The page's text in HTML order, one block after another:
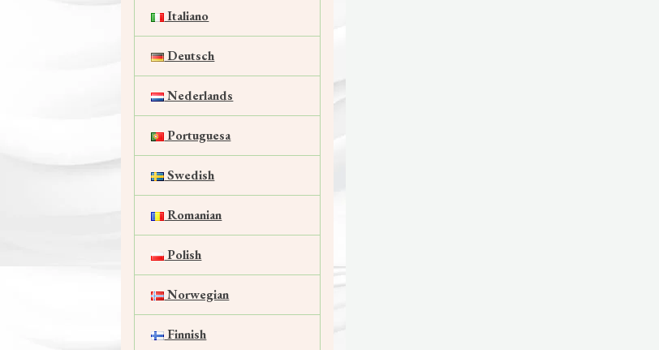
Italiano
Deutsch
Nederlands
Portuguesa
Swedish
Romanian
Polish
Norwegian
Finnish